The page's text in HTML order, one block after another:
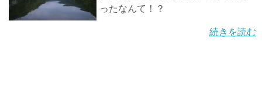
ったなんて！？
続きを読む